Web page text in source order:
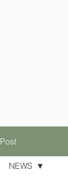
Post
NEWS